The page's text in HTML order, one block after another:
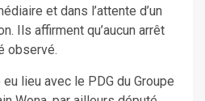
et dans l’attente d’un
Ils affirment qu’aucun arrêt
observé.
lieu avec le PDG du Groupe